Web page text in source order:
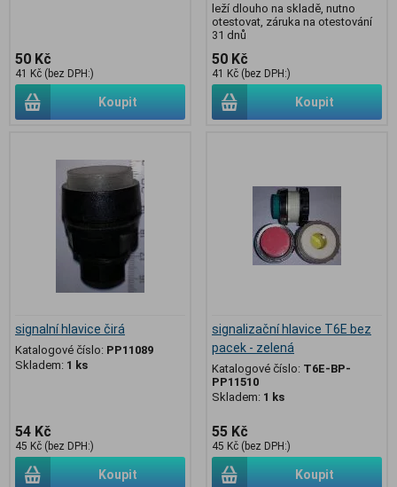
50 Kč
41 Kč (bez DPH:)
Koupit
leží dlouho na skladě, nutno
otestovat, záruka na otestování
31 dnů
50 Kč
41 Kč (bez DPH:)
Koupit
signalní hlavice čirá
Katalogové číslo: PP11089
Skladem: 1 ks
54 Kč
45 Kč (bez DPH:)
Koupit
signalizační hlavice T6E bez
pacek - zelená
Katalogové číslo: T6E-BP-
PP11510
Skladem: 1 ks
55 Kč
45 Kč (bez DPH:)
Koupit